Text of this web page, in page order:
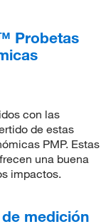
Probetas
con las
de estas
PMP. Estas
una buena
impactos.
medición